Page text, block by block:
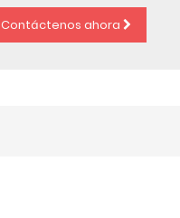
Contáctenos ahora